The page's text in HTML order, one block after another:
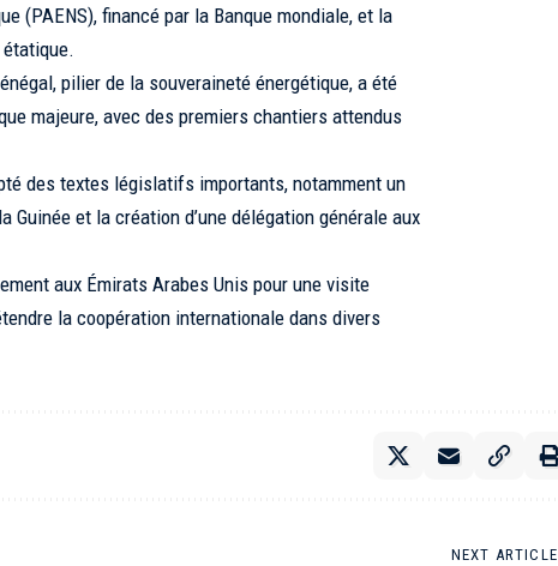
(PAENS), financé par la Banque mondiale, et la
pilier de la souveraineté énergétique, a été
majeure, avec des premiers chantiers attendus
des textes législatifs importants, notamment un
et la création d’une délégation générale aux
aux Émirats Arabes Unis pour une visite
la coopération internationale dans divers
NEXT ARTICLE